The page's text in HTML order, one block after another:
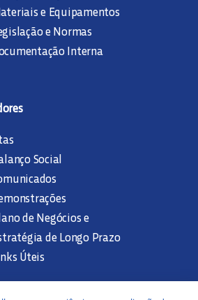
e Equipamentos
e Normas
Interna
Social
de Negócios e
de Longo Prazo
Úteis